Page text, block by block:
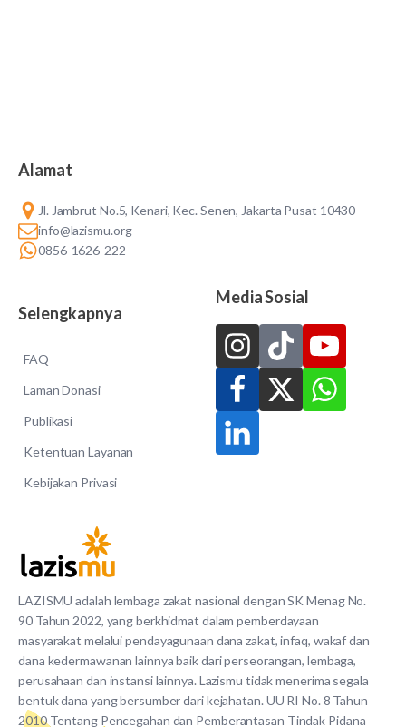
LAZISMU adalah lembaga zakat nasional dengan SK Menag No.
90 Tahun 2022, yang berkhidmat dalam pemberdayaan
masyarakat melalui pendayagunaan dana zakat, infaq, wakaf dan
dana kedermawanan lainnya baik dari perseorangan, lembaga,
perusahaan dan instansi lainnya. Lazismu tidak menerima segala
bentuk dana yang bersumber dari kejahatan. UU RI No. 8 Tahun
2010 Tentang Pencegahan dan Pemberantasan Tindak Pidana
Alamat
Jl. Jambrut No.5, Kenari, Kec. Senen, Jakarta Pusat 10430
info@lazismu.org
0856-1626-222
Selengkapnya
FAQ
Laman Donasi
Publikasi
Ketentuan Layanan
Kebijakan Privasi
Media Sosial